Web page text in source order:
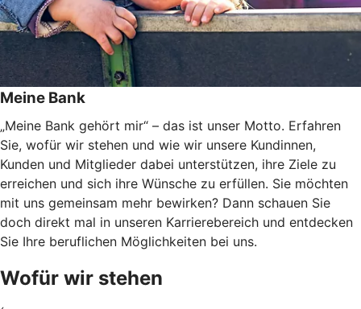
Meine Bank
„Meine Bank gehört mir“ – das ist unser Motto. Erfahren
Sie, wofür wir stehen und wie wir unsere Kundinnen,
Kunden und Mitglieder dabei unterstützen, ihre Ziele zu
erreichen und sich ihre Wünsche zu erfüllen. Sie möchten
mit uns gemeinsam mehr bewirken? Dann schauen Sie
doch direkt mal in unseren Karrierebereich und entdecken
Sie Ihre beruflichen Möglichkeiten bei uns.
Wofür wir stehen